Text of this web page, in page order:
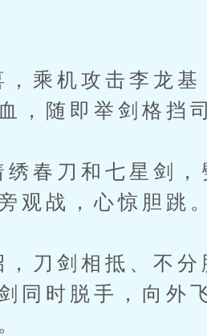
乘机攻击李龙基
，随即举剑格挡
春刀和七星剑，
观战，心惊胆跳。
刀剑相抵、不分
同时脱手，向外